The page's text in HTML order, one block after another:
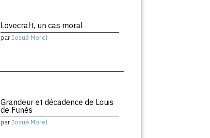
Lovecraft, un cas moral
parJosué Morel
Grandeur et décadence de Louis
de Funès
parJosué Morel